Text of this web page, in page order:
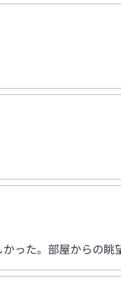
った。部屋からの